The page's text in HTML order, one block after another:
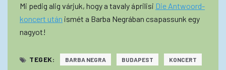
Mi pedig alig várjuk, hogy a tavaly áprilisi Die Antwoord-
koncert után ismét a Barba Negrában csapassunk egy
nagyot!
TEGEK: BARBA NEGRA BUDAPEST KONCERT